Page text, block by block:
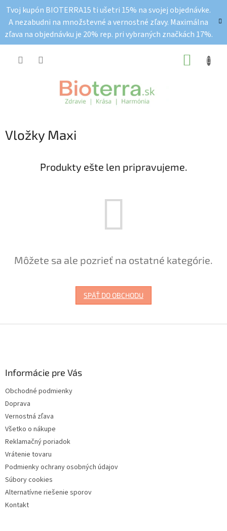
obsah
Tvoj kupón BIOTERRA15 ti ušetri 15% na svojej objednávke.
A nezabudni na množstevné a vernostné zľavy. Maximálna
zľava na objednávku je 20% rep. pri vybraných značkách 17%.
Vložky Maxi
Produkty ešte len pripravujeme.
Môžete sa ale pozrieť na ostatné kategórie.
SPÄŤ DO OBCHODU
Informácie pre Vás
Obchodné podmienky
Doprava
Vernostná zľava
Všetko o nákupe
Reklamačný poriadok
Vrátenie tovaru
Podmienky ochrany osobných údajov
Súbory cookies
Alternatívne riešenie sporov
Kontakt